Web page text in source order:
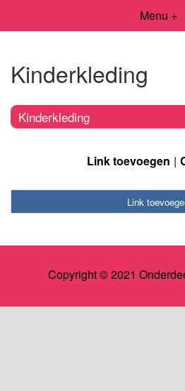
Menu +
Kinderkleding
Kinderkleding
Link toevoegen
Link
Copyright © 2021